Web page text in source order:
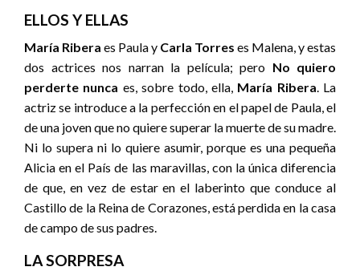
ELLOS Y ELLAS
María Ribera es Paula y Carla Torres es Malena, y estas
dos actrices nos narran la película; pero No quiero
perderte nunca es, sobre todo, ella, María Ribera. La
actriz se introduce a la perfección en el papel de Paula, el
de una joven que no quiere superar la muerte de su madre.
Ni lo supera ni lo quiere asumir, porque es una pequeña
Alicia en el País de las maravillas, con la única diferencia
de que, en vez de estar en el laberinto que conduce al
Castillo de la Reina de Corazones, está perdida en la casa
de campo de sus padres.
LA SORPRESA